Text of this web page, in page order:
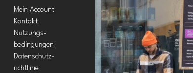
Mein Account
Kontakt
Nutzungs-
bedingungen
Datenschutz-
richtlinie